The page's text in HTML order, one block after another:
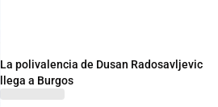
La polivalencia de Dusan Radosavljevic
llega a Burgos